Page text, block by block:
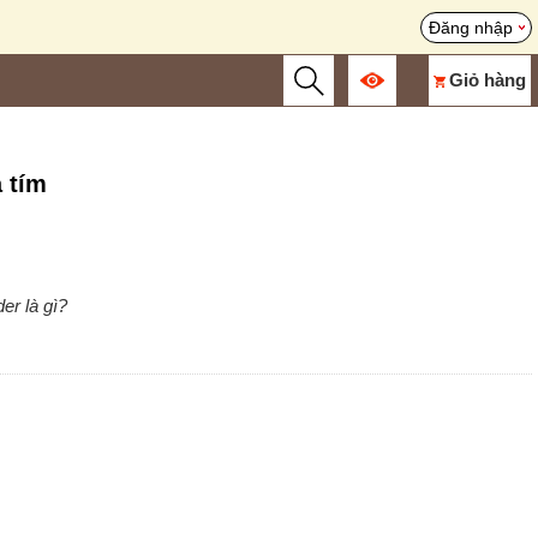
Đăng nhập
Giỏ hàng
tím
là gì?